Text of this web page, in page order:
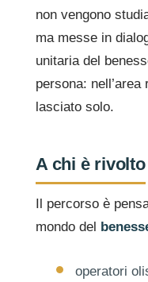
non vengono
ma messe in
unitaria del
persona:
lasciato solo.
A chi è rivolto
Il percorso è
mondo del
operatori